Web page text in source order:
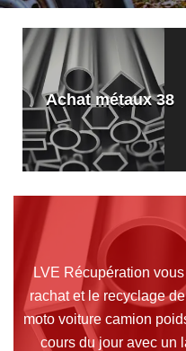
Achat métaux 38
LVE Récupération
rachat et le recyclage
moto voiture camion
cours du jour avec un